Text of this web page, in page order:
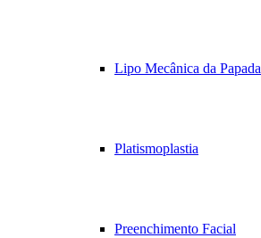
Lipo Mecânica da Papada
Platismoplastia
Preenchimento Facial